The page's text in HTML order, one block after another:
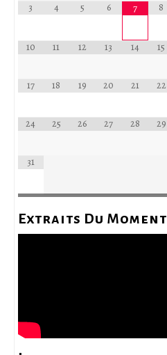
3 4 5 6 7 8
10 11 12 13 14 15
17 18 19 20 21 22
24 25 26 27 28 29
31
Extraits Du Moment